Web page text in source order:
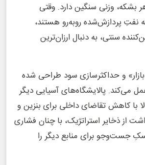
وزنی سنگین دارد. وقتی
نفتِ پردازش‌شده روبه‌رو هستند،
سنتی، به دنبال ارزان‌ترین
و حداکثرسازی سود طراحی شده
می‌کند. پالایشگاه‌های آسیایی دیگر
با کاهش تقاضای داخلی برای بنزین و
از ذخایر استراتژیک، با چنان فشاری
جست‌وجو برای منابع دیگر را